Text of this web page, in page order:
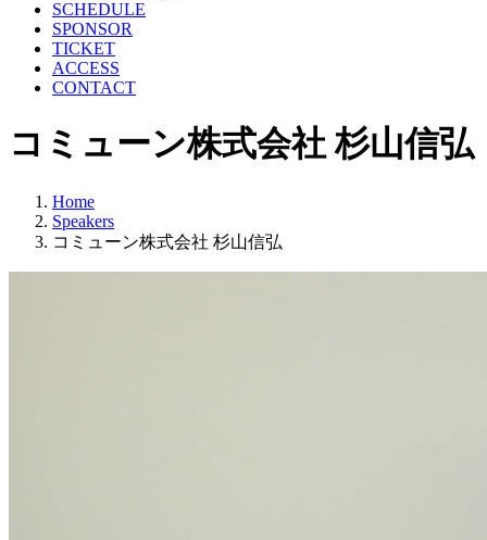
SCHEDULE
SPONSOR
TICKET
ACCESS
CONTACT
コミューン株式会社 杉山信弘
Home
Speakers
コミューン株式会社 杉山信弘